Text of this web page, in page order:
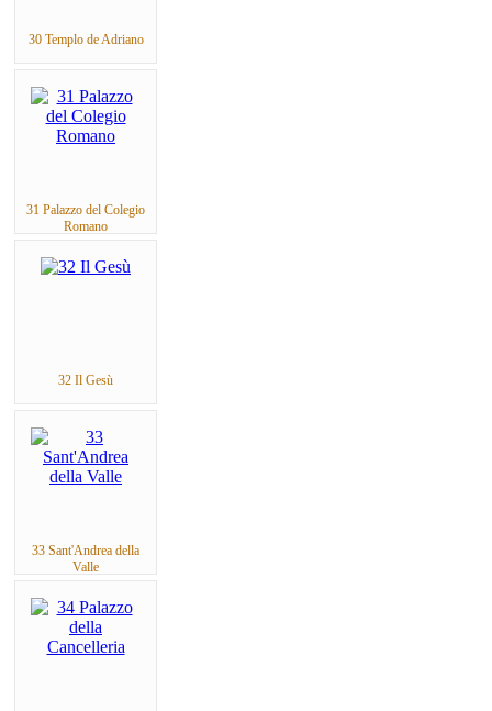
30 Templo de Adriano
31 Palazzo del Colegio
Romano
32 Il Gesù
33 Sant'Andrea della
Valle